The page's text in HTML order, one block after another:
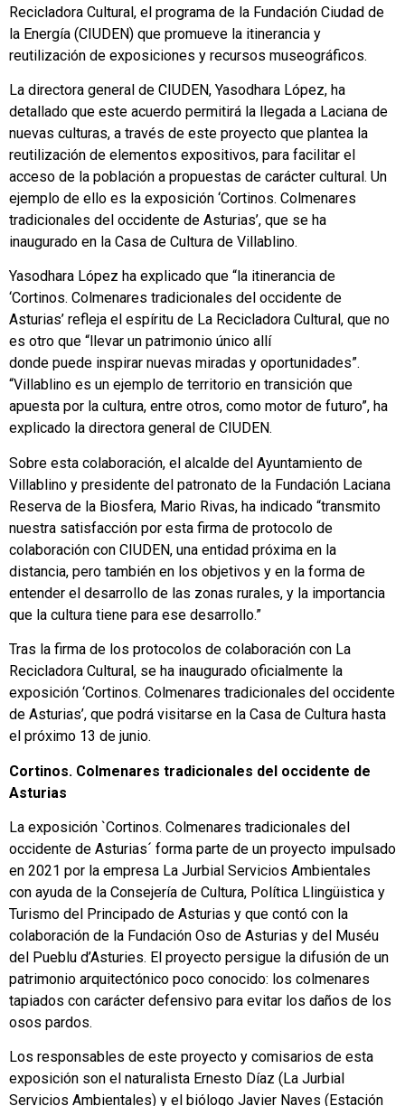
Recicladora Cultural, el programa de la Fundación Ciudad de
la Energía (CIUDEN) que promueve la itinerancia y
reutilización de exposiciones y recursos museográficos.
La directora general de CIUDEN, Yasodhara López, ha
detallado que este acuerdo permitirá la llegada a Laciana de
nuevas culturas, a través de este proyecto que plantea la
reutilización de elementos expositivos, para facilitar el
acceso de la población a propuestas de carácter cultural. Un
ejemplo de ello es la exposición ‘Cortinos. Colmenares
tradicionales del occidente de Asturias’, que se ha
inaugurado en la Casa de Cultura de Villablino.
Yasodhara López ha explicado que “la itinerancia de
‘Cortinos. Colmenares tradicionales del occidente de
Asturias’ refleja el espíritu de La Recicladora Cultural, que no
es otro que “llevar un patrimonio único allí
donde puede inspirar nuevas miradas y oportunidades”.
“Villablino es un ejemplo de territorio en transición que
apuesta por la cultura, entre otros, como motor de futuro”, ha
explicado la directora general de CIUDEN.
Sobre esta colaboración, el alcalde del Ayuntamiento de
Villablino y presidente del patronato de la Fundación Laciana
Reserva de la Biosfera, Mario Rivas, ha indicado “transmito
nuestra satisfacción por esta firma de protocolo de
colaboración con CIUDEN, una entidad próxima en la
distancia, pero también en los objetivos y en la forma de
entender el desarrollo de las zonas rurales, y la importancia
que la cultura tiene para ese desarrollo.”
Tras la firma de los protocolos de colaboración con La
Recicladora Cultural, se ha inaugurado oficialmente la
exposición ‘Cortinos. Colmenares tradicionales del occidente
de Asturias’, que podrá visitarse en la Casa de Cultura hasta
el próximo 13 de junio.
Cortinos. Colmenares tradicionales del occidente de
Asturias
La exposición `Cortinos. Colmenares tradicionales del
occidente de Asturias´ forma parte de un proyecto impulsado
en 2021 por la empresa La Jurbial Servicios Ambientales
con ayuda de la Consejería de Cultura, Política Llingüistica y
Turismo del Principado de Asturias y que contó con la
colaboración de la Fundación Oso de Asturias y del Muséu
del Pueblu d’Asturies. El proyecto persigue la difusión de un
patrimonio arquitectónico poco conocido: los colmenares
tapiados con carácter defensivo para evitar los daños de los
osos pardos.
Los responsables de este proyecto y comisarios de esta
exposición son el naturalista Ernesto Díaz (La Jurbial
Servicios Ambientales) y el biólogo Javier Naves (Estación